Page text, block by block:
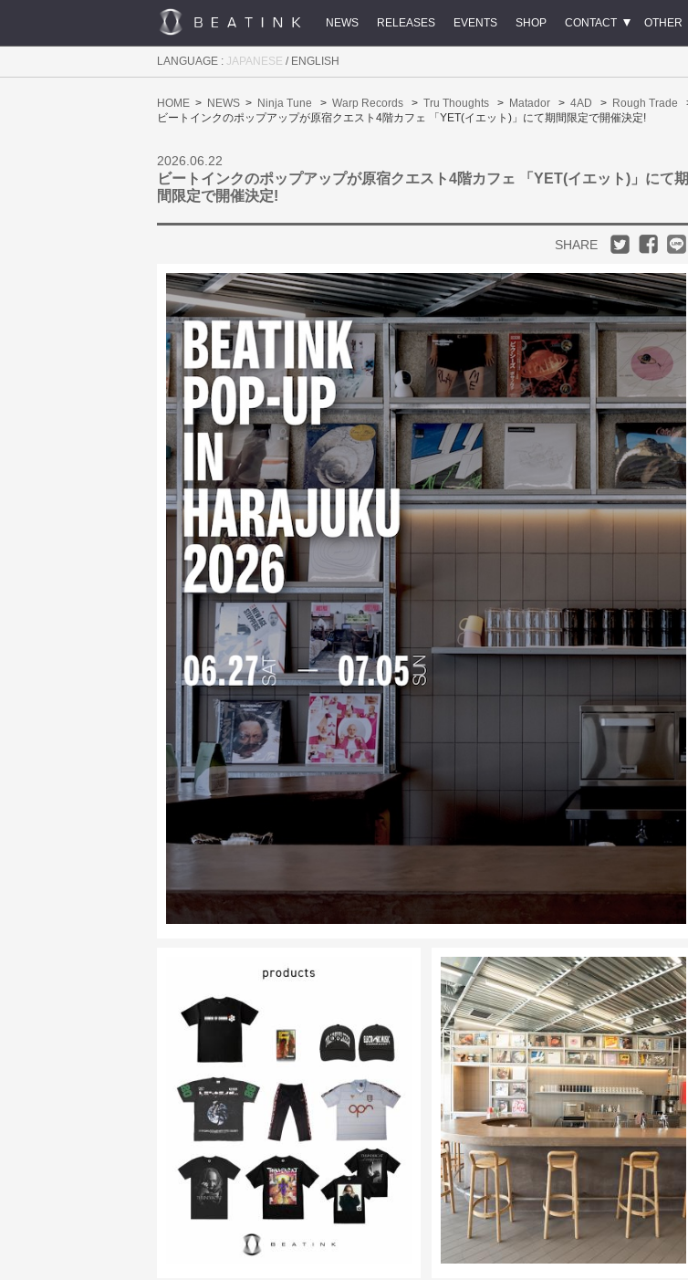
NEWS RELEASES EVENTS SHOP CONTACT OTHER
LANGUAGE : JAPANESE / ENGLISH
HOME NEWS Ninja Tune Warp Records Tru Thoughts Matador 4AD Rough Trade
ビートインクのポップアップが原宿クエスト4階カフェ 「YET(イエット)」にて期間限定で開催決定!
2026.06.22
ビートインクのポップアップが原宿クエスト4階カフェ 「YET(イエット)」にて期
間限定で開催決定!
SHARE